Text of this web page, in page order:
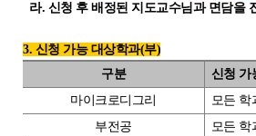
News
행사
Q&A
라. 신청 후 배정된 지도교수님과 면담을
3. 신청 가능 대상학과(부)
구분
신청 가
마이크로디그리
모든 학
부전공
모든 학